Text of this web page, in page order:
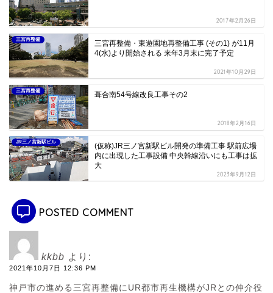
2017年2月26日
三宮再整備
三宮再整備・東遊園地再整備工事 (その1) が11月
4(水)より開始される 来年3月末に完了予定
2021年10月29日
三宮再整備 葺合南54号線改良工事その2
2018年2月16日
JR三ノ宮新駅ビル
(仮称)JR三ノ宮新駅ビル開発の準備工事 駅前広場
内に出現した工事設備 中央幹線沿いにも工事は拡
大
2023年9月12日
POSTED COMMENT
kkbb より:
2021年10月7日 12:36 PM
神戸市の進める三宮再整備にUR都市再生機構がJRとの仲介役